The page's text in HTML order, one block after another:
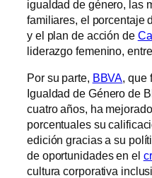
igualdad de género, las
familiares, el porcentaje
y el plan de acción de
liderazgo femenino,
Por su parte, BBVA, que
Igualdad de Género de
cuatro años, ha
porcentuales su
edición gracias a su
de oportunidades en el
cultura corporativa